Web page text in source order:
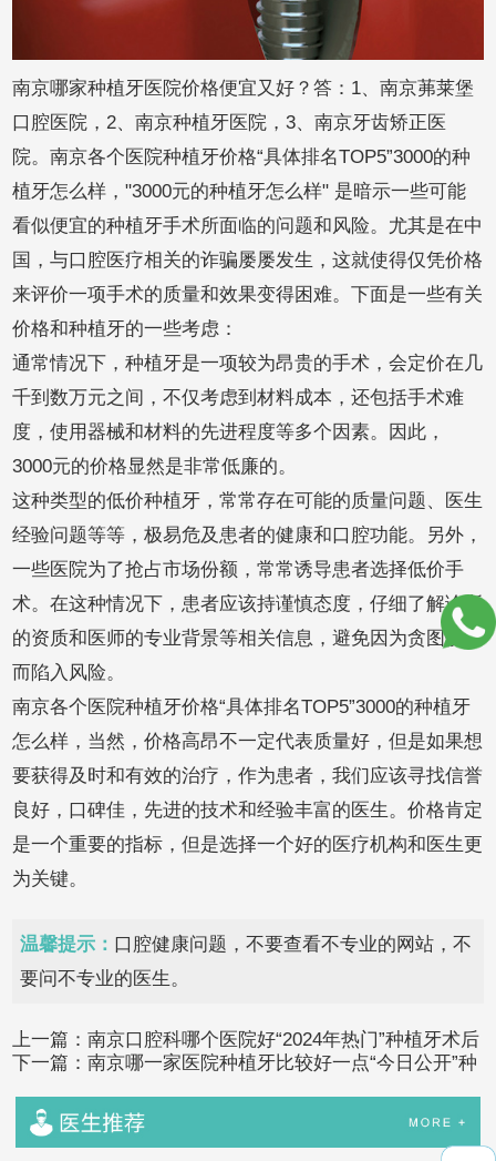
南京哪家种植牙医院价格便宜又好？答：1、南京茀莱堡
口腔医院，2、南京种植牙医院，3、南京牙齿矫正医
院。南京各个医院种植牙价格“具体排名TOP5”3000的种
植牙怎么样，"3000元的种植牙怎么样" 是暗示一些可能
看似便宜的种植牙手术所面临的问题和风险。尤其是在中
国，与口腔医疗相关的诈骗屡屡发生，这就使得仅凭价格
来评价一项手术的质量和效果变得困难。下面是一些有关
价格和种植牙的一些考虑：
通常情况下，种植牙是一项较为昂贵的手术，会定价在几
千到数万元之间，不仅考虑到材料成本，还包括手术难
度，使用器械和材料的先进程度等多个因素。因此，
3000元的价格显然是非常低廉的。
这种类型的低价种植牙，常常存在可能的质量问题、医生
经验问题等等，极易危及患者的健康和口腔功能。另外，
一些医院为了抢占市场份额，常常诱导患者选择低价手
术。在这种情况下，患者应该持谨慎态度，仔细了解诊所
的资质和医师的专业背景等相关信息，避免因为贪图便宜
而陷入风险。
南京各个医院种植牙价格“具体排名TOP5”3000的种植牙
怎么样，当然，价格高昂不一定代表质量好，但是如果想
要获得及时和有效的治疗，作为患者，我们应该寻找信誉
良好，口碑佳，先进的技术和经验丰富的医生。价格肯定
是一个重要的指标，但是选择一个好的医疗机构和医生更
为关键。
温馨提示： 口腔健康问题，不要查看不专业的网站，不
要问不专业的医生。
上一篇：南京口腔科哪个医院好“2024年热门”种植牙术后
注意事项
下一篇：南京哪一家医院种植牙比较好一点“今日公开”种